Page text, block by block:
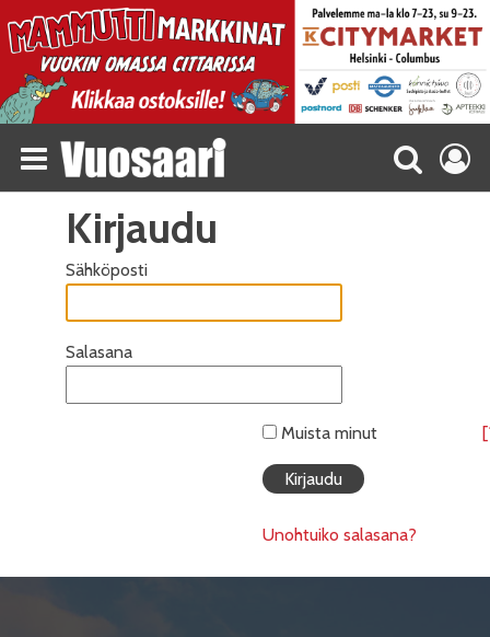
Kirjaudu
Sähköposti
Salasana
Muista minut
Unohtuiko salasana?